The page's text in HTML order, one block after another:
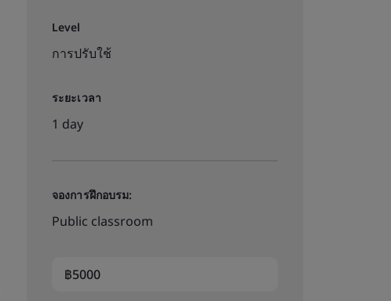
Level
การปรับใช้
ระยะเวลา
1 day
จองการฝึกอบรม:
Public classroom
฿5000